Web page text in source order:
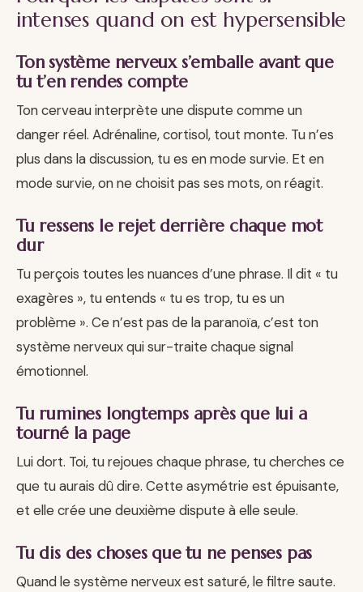
intenses quand on est hypersensible
Ton système nerveux s’emballe avant que
tu t’en rendes compte
Ton cerveau interprète une dispute comme un
danger réel. Adrénaline, cortisol, tout monte. Tu n’es
plus dans la discussion, tu es en mode survie. Et en
mode survie, on ne choisit pas ses mots, on réagit.
Tu ressens le rejet derrière chaque mot
dur
Tu perçois toutes les nuances d’une phrase. Il dit « tu
exagères », tu entends « tu es trop, tu es un
problème ». Ce n’est pas de la paranoïa, c’est ton
système nerveux qui sur-traite chaque signal
émotionnel.
Tu rumines longtemps après que lui a
tourné la page
Lui dort. Toi, tu rejoues chaque phrase, tu cherches ce
que tu aurais dû dire. Cette asymétrie est épuisante,
et elle crée une deuxième dispute à elle seule.
Tu dis des choses que tu ne penses pas
Quand le système nerveux est saturé, le filtre saute.